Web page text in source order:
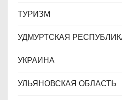
ТУРИЗМ
УДМУРТСКАЯ
УКРАИНА
УЛЬЯНОВСКАЯ ОБЛАСТЬ